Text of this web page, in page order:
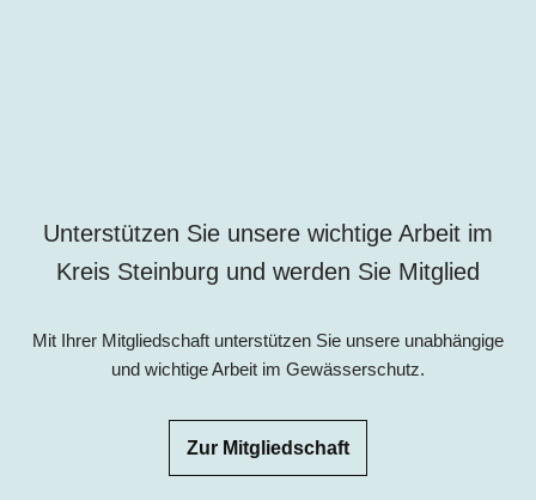
Unterstützen Sie unsere wichtige Arbeit im
Kreis Steinburg und werden Sie Mitglied
Mit Ihrer Mitgliedschaft unterstützen Sie unsere unabhängige
und wichtige Arbeit im Gewässerschutz.
Zur Mitgliedschaft